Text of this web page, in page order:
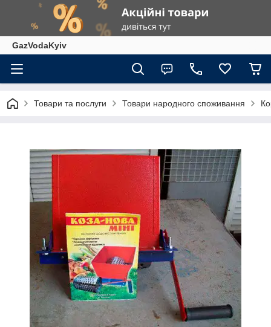
GazVodaKyiv
Товари та послуги Товари народного споживання